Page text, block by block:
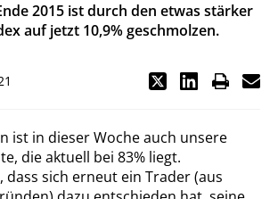
2015 ist durch den etwas stärker
auf jetzt 10,9% geschmolzen.
ist in dieser Woche auch unsere
die aktuell bei 83% liegt.
sich erneut ein Trader (aus